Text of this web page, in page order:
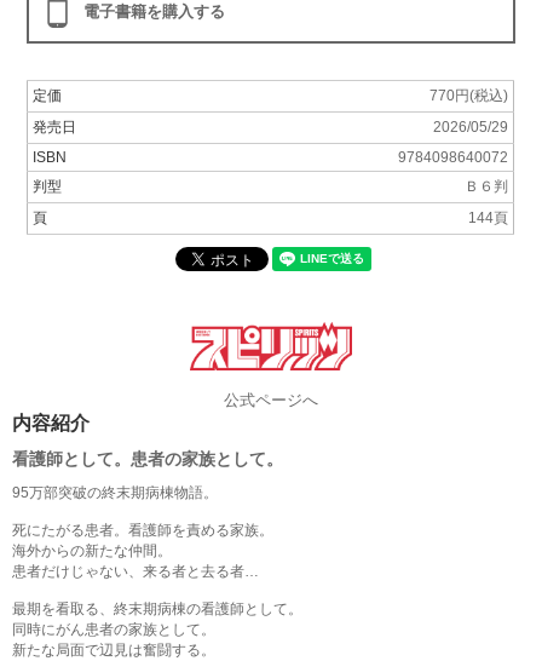
電子書籍を購入する
定価
770円(税込)
発売日
2026/05/29
ISBN
9784098640072
判型
Ｂ６判
頁
144頁
公式ページへ
内容紹介
看護師として。患者の家族として。
95万部突破の終末期病棟物語。
死にたがる患者。看護師を責める家族。
海外からの新たな仲間。
患者だけじゃない、来る者と去る者…
最期を看取る、終末期病棟の看護師として。
同時にがん患者の家族として。
新たな局面で辺見は奮闘する。